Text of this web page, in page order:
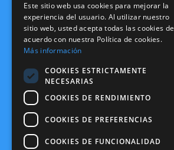
Política de privacidad
Política de seguridad
info@expertone.es
Este sitio web usa cookies para mejorar la
experiencia del usuario. Al utilizar nuestro
sitio web, usted acepta todas las cookies de
acuerdo con nuestra Política de cookies.
Más información
COOKIES ESTRICTAMENTE
NECESARIAS
COOKIES DE RENDIMIENTO
COOKIES DE PREFERENCIAS
COOKIES DE FUNCIONALIDAD